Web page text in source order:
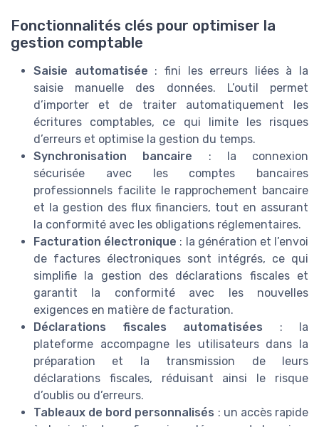
Fonctionnalités clés pour optimiser la
gestion comptable
Saisie automatisée : fini les erreurs liées à la
saisie manuelle des données. L’outil permet
d’importer et de traiter automatiquement les
écritures comptables, ce qui limite les risques
d’erreurs et optimise la gestion du temps.
Synchronisation bancaire : la connexion
sécurisée avec les comptes bancaires
professionnels facilite le rapprochement bancaire
et la gestion des flux financiers, tout en assurant
la conformité avec les obligations réglementaires.
Facturation électronique : la génération et l’envoi
de factures électroniques sont intégrés, ce qui
simplifie la gestion des déclarations fiscales et
garantit la conformité avec les nouvelles
exigences en matière de facturation.
Déclarations fiscales automatisées : la
plateforme accompagne les utilisateurs dans la
préparation et la transmission de leurs
déclarations fiscales, réduisant ainsi le risque
d’oublis ou d’erreurs.
Tableaux de bord personnalisés : un accès rapide